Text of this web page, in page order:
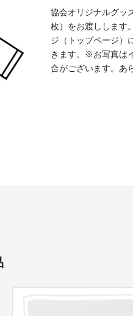
協会オリジナルグッ
枚）をお渡しします
ジ（トップページ）
きます。※お写真は
合がございます。あ